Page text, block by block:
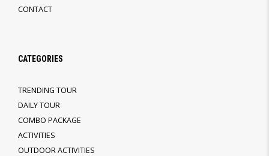
CONTACT
CATEGORIES
TRENDING TOUR
DAILY TOUR
COMBO PACKAGE
ACTIVITIES
OUTDOOR ACTIVITIES